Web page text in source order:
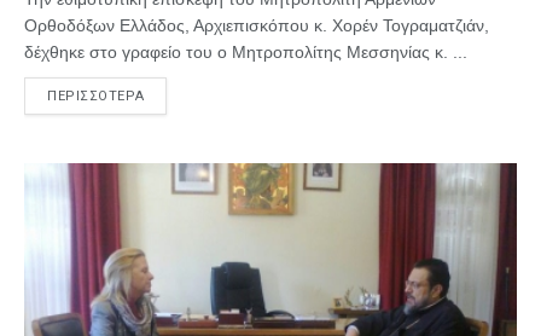
Ορθοδόξων Ελλάδος, Αρχιεπισκόπου κ. Χορέν Τογραματζιάν,
δέχθηκε στο γραφείο του ο Μητροπολίτης Μεσσηνίας κ. ...
ΠΕΡΙΣΣΟΤΕΡΑ